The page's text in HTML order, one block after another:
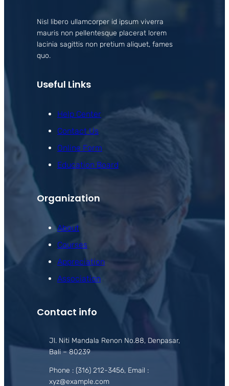
Nisl libero ullamcorper id ipsum viverra
mauris non pellentesque placerat lorem
lacinia sagittis non pretium aliquet, fames
quo.
Useful Links
Help Center
Contact Us
Online Form
Education Board
Organization
About
Courses
Appreciation
Association
Contact info
Jl. Niti Mandala Renon No.88, Denpasar,
Bali – 80239
Phone : (316) 212-3456, Email :
xyz@example.com